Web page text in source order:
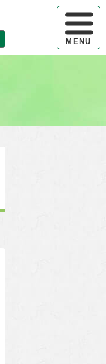
ハンバー
MENU